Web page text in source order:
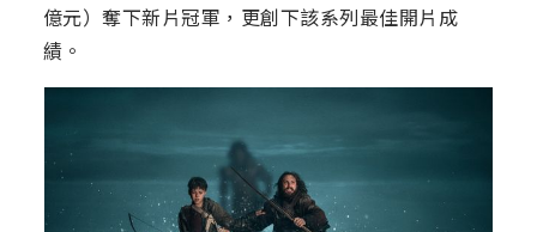
億元）奪下新片冠軍，更創下該系列最佳開片成
績。